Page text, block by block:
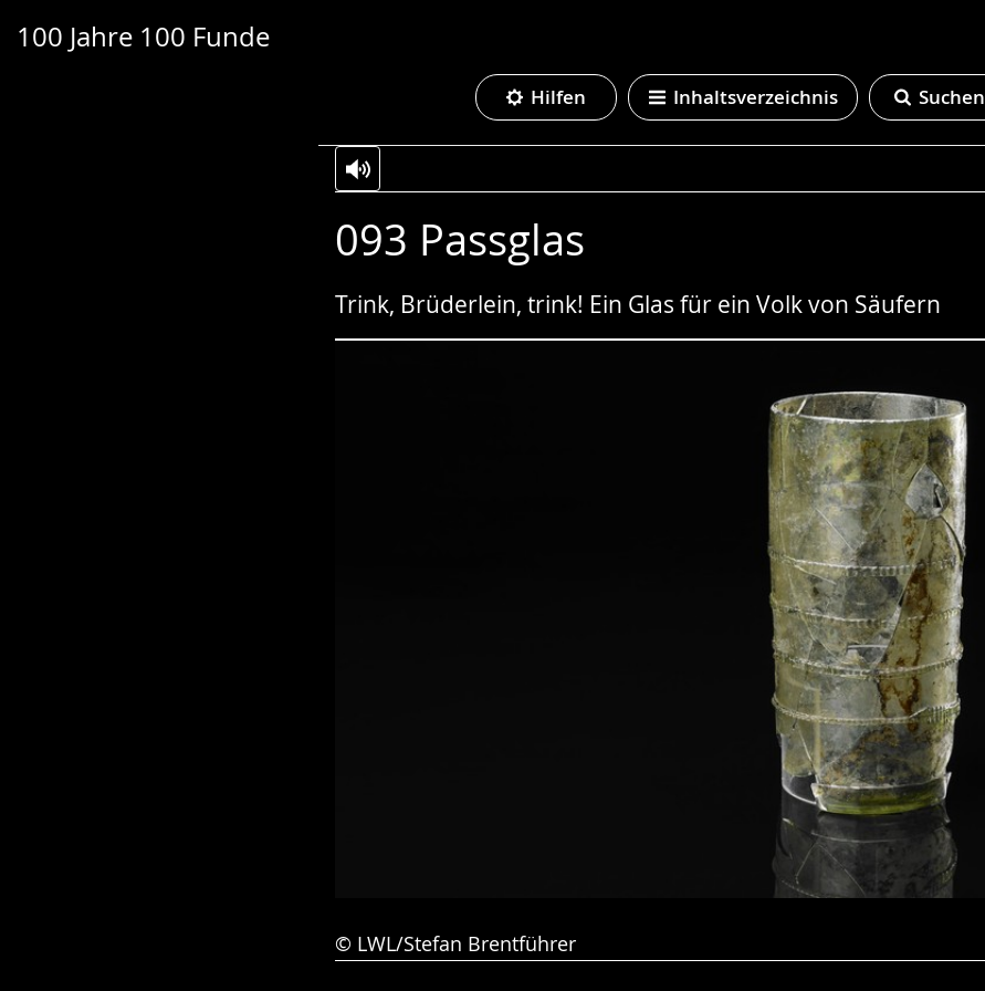
100 Jahre 100 Funde
Inhaltsverzeichnis
Hilfen Suchen
093 Passglas
Trink, Brüderlein, trink! Ein Glas für ein Volk von Säufern
© LWL/Stefan Brentführer
Leichten
wechseln.
Audio-
Video
Deutscher
Gebärdensprache